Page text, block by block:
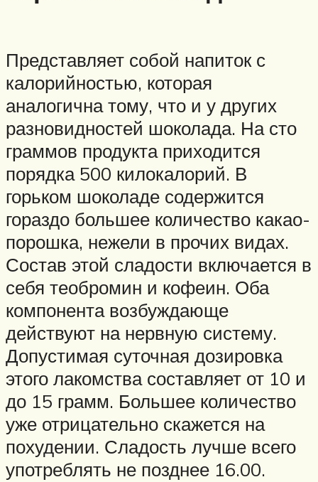
Представляет собой напиток с
калорийностью, которая
аналогична тому, что и у других
разновидностей шоколада. На сто
граммов продукта приходится
порядка 500 килокалорий. В
горьком шоколаде содержится
гораздо большее количество какао-
порошка, нежели в прочих видах.
Состав этой сладости включается в
себя теобромин и кофеин. Оба
компонента возбуждающе
действуют на нервную систему.
Допустимая суточная дозировка
этого лакомства составляет от 10 и
до 15 грамм. Большее количество
уже отрицательно скажется на
похудении. Сладость лучше всего
употреблять не позднее 16.00.